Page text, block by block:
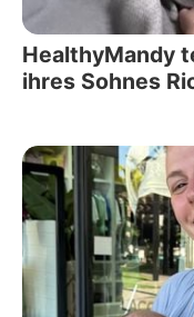
HealthyMandy
ihres Sohnes